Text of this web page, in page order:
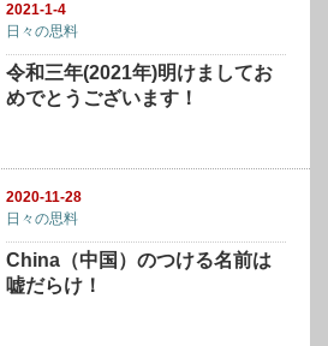
2021-1-4
日々の思料
令和三年(2021年)明けましてお
めでとうございます！
2020-11-28
日々の思料
China（中国）のつける名前は
嘘だらけ！